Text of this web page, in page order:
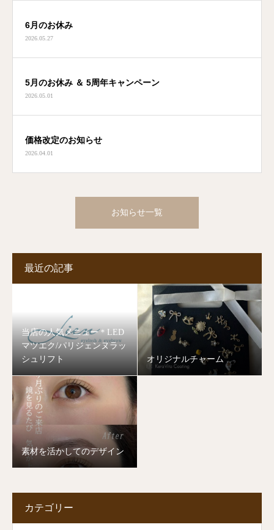
6月のお休み
2026.05.27
5月のお休み ＆ 5周年キャンペーン
2026.05.01
価格改定のお知らせ
2026.04.01
お知らせ一覧
最近の記事
当店の人気メニュー＊LED
マツエク/パリジェンヌラッ
シュリフト
オリジナルチャーム
素材を活かしてのデザイン
カテゴリー